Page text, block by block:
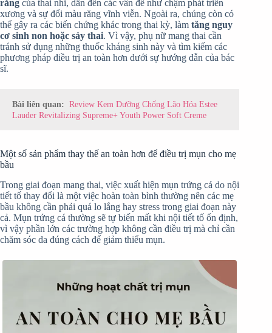
răng của thai nhi, dẫn đến các vấn đề như chậm phát triển
xương và sự đổi màu răng vĩnh viễn. Ngoài ra, chúng còn có
thể gây ra các biến chứng khác trong thai kỳ, làm tăng nguy
cơ sinh non hoặc sảy thai. Vì vậy, phụ nữ mang thai cần
tránh sử dụng những thuốc kháng sinh này và tìm kiếm các
phương pháp điều trị an toàn hơn dưới sự hướng dẫn của bác
sĩ.
Bài liên quan: Review Kem Dưỡng Chống Lão Hóa Estee
Lauder Revitalizing Supreme+ Youth Power Soft Creme
Một số sản phẩm thay thế an toàn hơn để điều trị mụn cho mẹ
bầu
Trong giai đoạn mang thai, việc xuất hiện mụn trứng cá do nội
tiết tố thay đổi là một việc hoàn toàn bình thường nên các mẹ
bầu không cần phải quá lo lắng hay stress trong giai đoạn này
cả. Mụn trứng cá thường sẽ tự biến mất khi nội tiết tố ổn định,
vì vậy phần lớn các trường hợp không cần điều trị mà chỉ cần
chăm sóc da đúng cách để giảm thiểu mụn.